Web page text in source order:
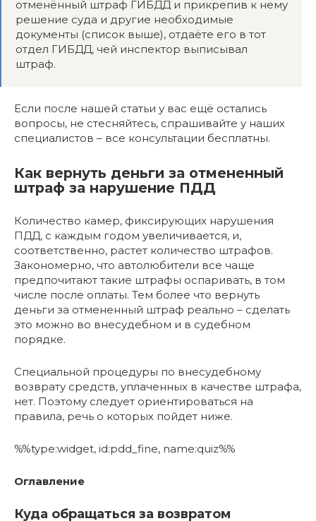
отменённый штраф ГИБДД и прикрепив к нему
решение суда и другие необходимые
документы (список выше), отдаёте его в тот
отдел ГИБДД, чей инспектор выписывал
штраф.
Если после нашей статьи у вас ещё остались
вопросы, не стесняйтесь, спрашивайте у наших
специалистов – все консультации бесплатны.
Как вернуть деньги за отмененный
штраф за нарушение ПДД
Количество камер, фиксирующих нарушения
ПДД, с каждым годом увеличивается, и,
соответственно, растет количество штрафов.
Закономерно, что автолюбители все чаще
предпочитают такие штрафы оспаривать, в том
числе после оплаты. Тем более что вернуть
деньги за отмененный штраф реально – сделать
это можно во внесудебном и в судебном
порядке.
Специальной процедуры по внесудебному
возврату средств, уплаченных в качестве штрафа,
нет. Поэтому следует ориентироваться на
правила, речь о которых пойдет ниже.
%%type:widget, id:pdd_fine, name:quiz%%
Оглавление
Куда обращаться за возвратом